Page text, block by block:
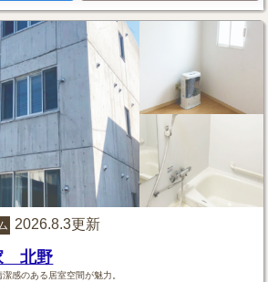
2026.8.3更新
北野
感のある居室空間が魅力。